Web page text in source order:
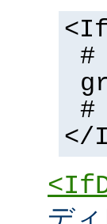
#
#
</
デ